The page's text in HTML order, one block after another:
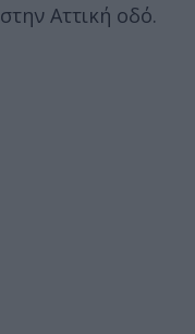
στην Αττική οδό.